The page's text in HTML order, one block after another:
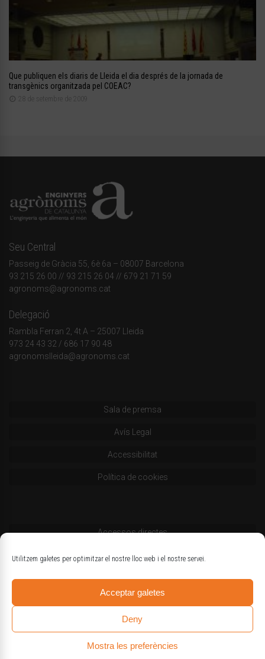
Utilitzem galetes per optimitzar el nostre lloc web i el nostre servei.
Acceptar galetes
Deny
Mostra les preferències
Que publiquen els diaris de Lleida el dia després de la jornada de
transgènics organitzada pel COEAC?
28 de setembre de 2009
Seu Central
Passeig de Gràcia 55, 6è 6a – 08007 Barcelona
93 215 26 00 // 93 215 26 04 // 679 21 71 59
agronoms@agronoms.cat
Delegació
Rambla Ferran 2, 4t A – 25007 Lleida
973 24 43 32 / 686 17 90 48
agronomslleida@agronoms.cat
Sala de premsa
Avís Legal
Accessibilitat
Política de cookies
Accessos directes
Codi deontològic
Estatuts
Logotips oficials